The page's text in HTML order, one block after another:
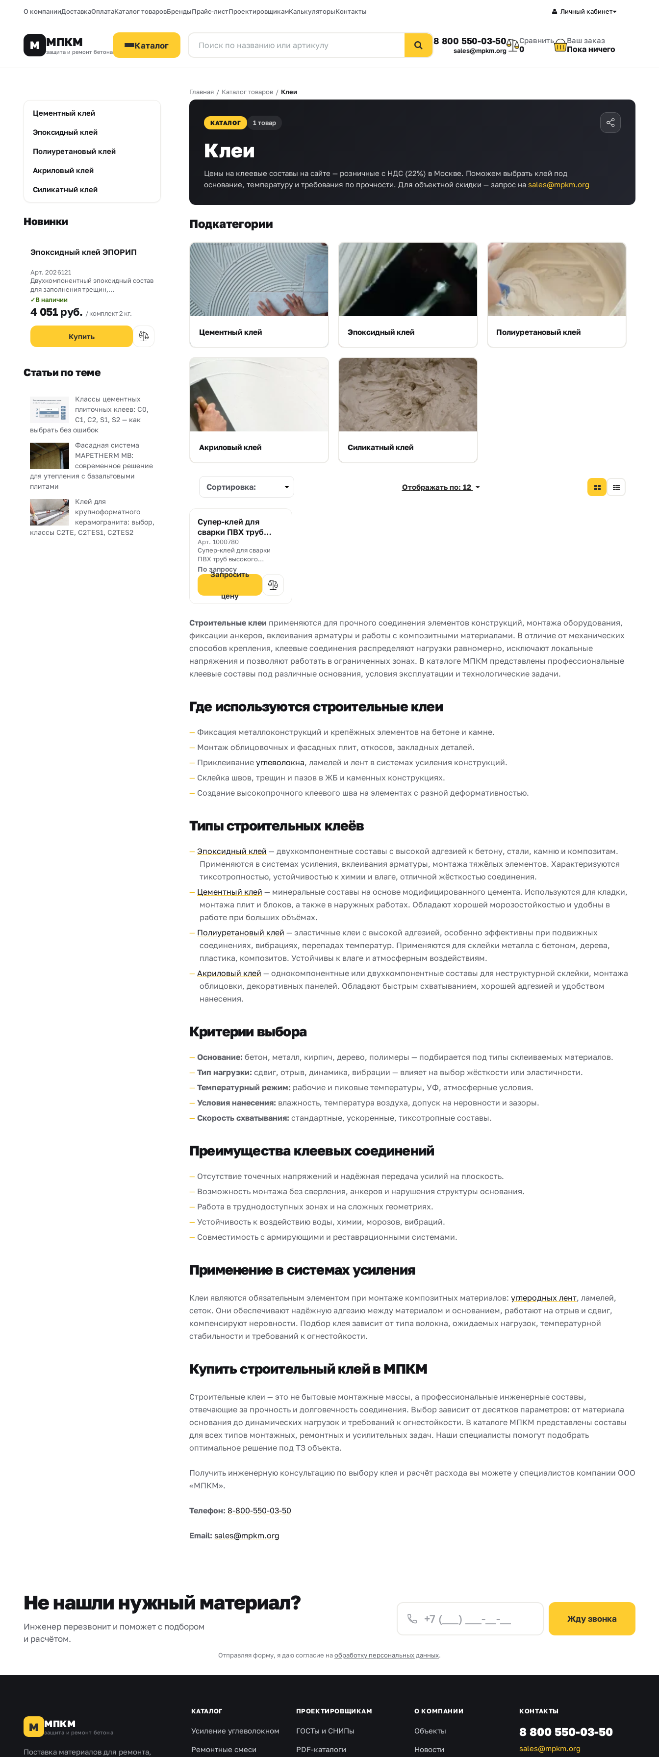
О компанииДоставкаОплатаКаталог товаровБрендыПрайс-листПроектировщикамКалькуляторыКонтакты Личный кабинет
М МПКМ
защита и ремонт бетона
Каталог 8 800 550-03-50
sales@mpkm.org
Сравнить
0
Ваш заказ
Пока ничего
Цементный клей
Эпоксидный клей
Полиуретановый клей
Акриловый клей
Силикатный клей
Новинки
Новинка
Эпоксидный клей ЭПОРИП
Арт. 2026121
Двухкомпонентный эпоксидный состав
для заполнения трещин,
омоноличивания рабочих швов и
прочного склеивания бетона со
сталью.
✓В наличии
4 051руб. комплект 2 кг.
Статьи по теме
Классы цементных
плиточных клеев: C0,
C1, C2, S1, S2 — как
выбрать без ошибок
Фасадная система
MAPETHERM МВ:
современное решение
для утепления с базальтовыми
плитами
Клей для
крупноформатного
керамогранита: выбор,
классы C2TE, C2TES1, C2TES2
Главная / Каталог товаров / Клеи
КАТАЛОГ 1 товар
Клеи
Цены на клеевые составы на сайте — розничные с НДС (22%) в Москве. Поможем выбрать клей под
основание, температуру и требования по прочности. Для объектной скидки — запрос на sales@mpkm.org
Подкатегории
Цементный клей Эпоксидный клей Полиуретановый клей
Акриловый клей Силикатный клей
Сортировка: Отображать по: 12
Супер-клей для
сварки ПВХ труб
Adesilex T Super
Арт. 1000780
Супер-клей для сварки
ПВХ труб высокого
давления и для резиновой
ленты MAPEBAND
По запросу
Запросить
цену
Строительные клеи применяются для прочного соединения элементов конструкций, монтажа оборудования,
фиксации анкеров, вклеивания арматуры и работы с композитными материалами. В отличие от механических
способов крепления, клеевые соединения распределяют нагрузки равномерно, исключают локальные
напряжения и позволяют работать в ограниченных зонах. В каталоге МПКМ представлены профессиональные
клеевые составы под различные основания, условия эксплуатации и технологические задачи.
Где используются строительные клеи
Фиксация металлоконструкций и крепёжных элементов на бетоне и камне.
Монтаж облицовочных и фасадных плит, откосов, закладных деталей.
Приклеивание углеволокна, ламелей и лент в системах усиления конструкций.
Склейка швов, трещин и пазов в ЖБ и каменных конструкциях.
Создание высокопрочного клеевого шва на элементах с разной деформативностью.
Типы строительных клеёв
Эпоксидный клей — двухкомпонентные составы с высокой адгезией к бетону, стали, камню и композитам.
Применяются в системах усиления, вклеивания арматуры, монтажа тяжёлых элементов. Характеризуются
тиксотропностью, устойчивостью к химии и влаге, отличной жёсткостью соединения.
Цементный клей — минеральные составы на основе модифицированного цемента. Используются для кладки,
монтажа плит и блоков, а также в наружных работах. Обладают хорошей морозостойкостью и удобны в
работе при больших объёмах.
Полиуретановый клей — эластичные клеи с высокой адгезией, особенно эффективны при подвижных
соединениях, вибрациях, перепадах температур. Применяются для склейки металла с бетоном, дерева,
пластика, композитов. Устойчивы к влаге и атмосферным воздействиям.
Акриловый клей — однокомпонентные или двухкомпонентные составы для неструктурной склейки, монтажа
облицовки, декоративных панелей. Обладают быстрым схватыванием, хорошей адгезией и удобством
нанесения.
Критерии выбора
Основание: бетон, металл, кирпич, дерево, полимеры — подбирается под типы склеиваемых материалов.
Тип нагрузки: сдвиг, отрыв, динамика, вибрации — влияет на выбор жёсткости или эластичности.
Температурный режим: рабочие и пиковые температуры, УФ, атмосферные условия.
Условия нанесения: влажность, температура воздуха, допуск на неровности и зазоры.
Скорость схватывания: стандартные, ускоренные, тиксотропные составы.
Преимущества клеевых соединений
Отсутствие точечных напряжений и надёжная передача усилий на плоскость.
Возможность монтажа без сверления, анкеров и нарушения структуры основания.
Работа в труднодоступных зонах и на сложных геометриях.
Устойчивость к воздействию воды, химии, морозов, вибраций.
Совместимость с армирующими и реставрационными системами.
Применение в системах усиления
Клеи являются обязательным элементом при монтаже композитных материалов: углеродных лент, ламелей,
сеток. Они обеспечивают надёжную адгезию между материалом и основанием, работают на отрыв и сдвиг,
компенсируют неровности. Подбор клея зависит от типа волокна, ожидаемых нагрузок, температурной
стабильности и требований к огнестойкости.
Купить строительный клей в МПКМ
Строительные клеи — это не бытовые монтажные массы, а профессиональные инженерные составы,
отвечающие за прочность и долговечность соединения. Выбор зависит от десятков параметров: от материала
основания до динамических нагрузок и требований к огнестойкости. В каталоге МПКМ представлены составы
для всех типов монтажных, ремонтных и усилительных задач. Наши специалисты помогут подобрать
оптимальное решение под ТЗ объекта.
Получить инженерную консультацию по выбору клея и расчёт расхода вы можете у специалистов компании ООО
«МПКМ».
Телефон: 8-800-550-03-50
Email: sales@mpkm.org
Не нашли нужный материал?
Инженер перезвонит и поможет с подбором
и расчётом.
Жду звонка
Отправляя форму, я даю согласие наобработку персональных данных.
М МПКМ
защита и ремонт бетона
Поставка материалов для ремонта,
КАТАЛОГ
Усиление углеволокном
Ремонтные смеси
ПРОЕКТИРОВЩИКАМ
ГОСТы и СНИПы
PDF-каталоги
О КОМПАНИИ
Объекты
Новости
КОНТАКТЫ
8 800 550-03-50
sales@mpkm.org